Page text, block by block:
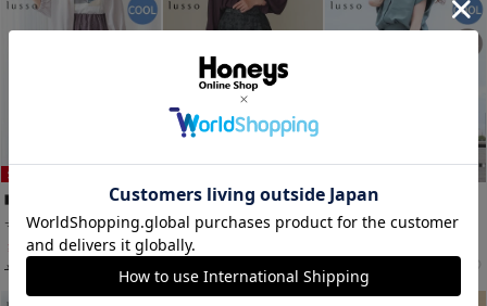
マーメイドスカート
￥2,980
税込
￥4,480
ジャカードフレアスカート
￥2,980
タックロングスカート
￥4,980